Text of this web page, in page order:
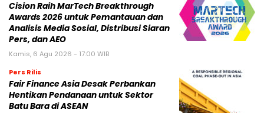
Cision Raih MarTech Breakthrough
Awards 2026 untuk Pemantauan dan
Analisis Media Sosial, Distribusi Siaran
Pers, dan AEO
Kamis, 6 Agu 2026 - 17:00 WIB
Pers Rilis
Fair Finance Asia Desak Perbankan
Hentikan Pendanaan untuk Sektor
Batu Bara di ASEAN